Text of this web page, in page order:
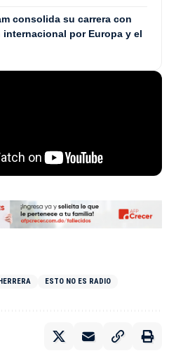
consolida su carrera con
internacional por Europa y el
ESTO NO ES RADIO